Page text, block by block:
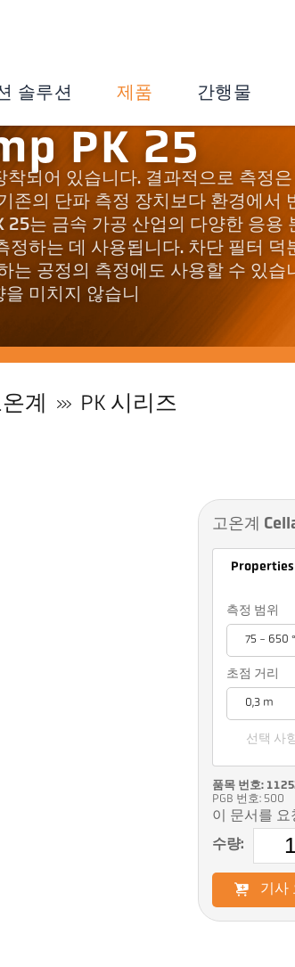
솔루션 제품 간행물
PK 25
되어 있습니다. 결과적으로 측정은
존의 단파 측정 장치보다 환경에서
는 금속 가공 산업의 다양한 응용
하는 데 사용됩니다. 차단 필터 덕
는 공정의 측정에도 사용할 수 있습
미치지 않습니
계 PK 시리즈
고온계
Properties
측정 범위
75 - 650
초점 거리
0,3 m
선택 사
품목 번호:
PGB 번호: 500
이 문서를 요
수량:
기사